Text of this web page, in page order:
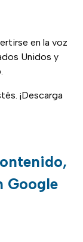
en la voz
Unidos y
¡Descarga
Google